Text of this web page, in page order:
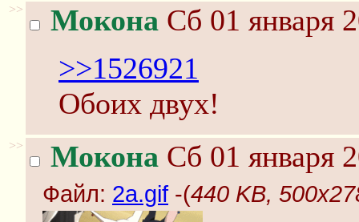
>> Мокона Сб 01 января
>>1526921
Обоих двух!
>> Мокона Сб 01 января
Файл: 2a.gif -(440 KB,